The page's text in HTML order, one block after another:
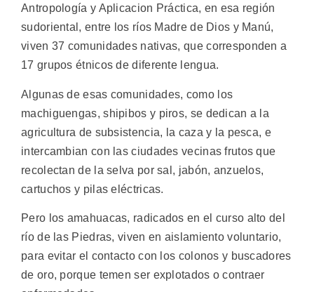
Antropología y Aplicacion Práctica, en esa región
sudoriental, entre los ríos Madre de Dios y Manú,
viven 37 comunidades nativas, que corresponden a
17 grupos étnicos de diferente lengua.
Algunas de esas comunidades, como los
machiguengas, shipibos y piros, se dedican a la
agricultura de subsistencia, la caza y la pesca, e
intercambian con las ciudades vecinas frutos que
recolectan de la selva por sal, jabón, anzuelos,
cartuchos y pilas eléctricas.
Pero los amahuacas, radicados en el curso alto del
río de las Piedras, viven en aislamiento voluntario,
para evitar el contacto con los colonos y buscadores
de oro, porque temen ser explotados o contraer